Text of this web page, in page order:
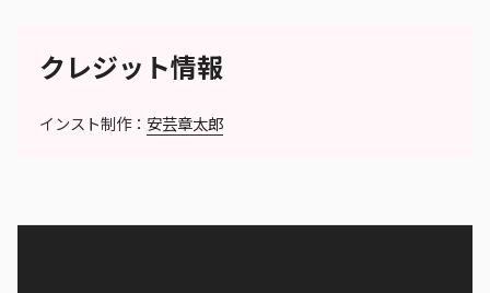
クレジット情報
インスト制作： 安芸章太郎